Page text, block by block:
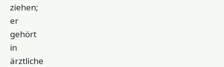
ziehen;
er
gehört
in
ärztliche